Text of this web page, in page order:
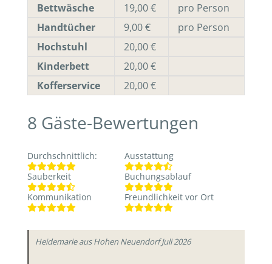
Bettwäsche
19,00 €
pro Person
Handtücher
9,00 €
pro Person
Hochstuhl
20,00 €
Kinderbett
20,00 €
Kofferservice
20,00 €
8 Gäste-Bewertungen
Durchschnittlich:
Ausstattung
Sauberkeit
Buchungsablauf
Kommunikation
Freundlichkeit vor Ort
Heidemarieaus Hohen Neuendorf Juli 2026